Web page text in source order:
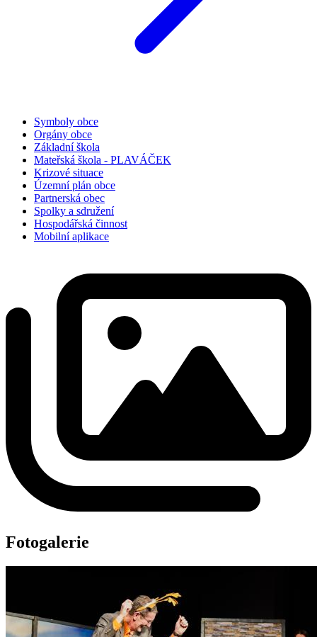
Symboly obce
Orgány obce
Základní škola
Mateřská škola - PLAVÁČEK
Krizové situace
Územní plán obce
Partnerská obec
Spolky a sdružení
Hospodářská činnost
Mobilní aplikace
Fotogalerie